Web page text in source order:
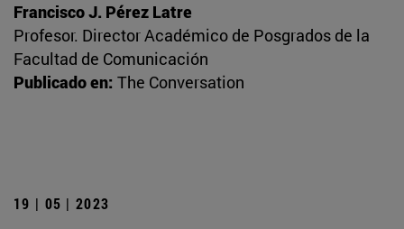
Francisco J. Pérez Latre
Profesor. Director Académico de Posgrados de la
Facultad de Comunicación
Publicado en: The Conversation
19 | 05 | 2023